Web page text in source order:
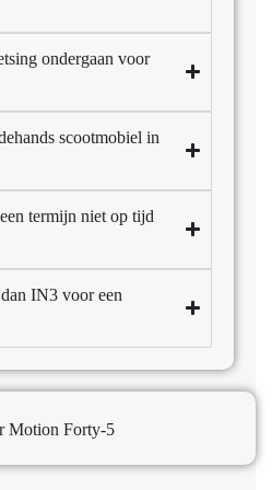
ondergaan voor
scootmobiel in
termijn niet op tijd
IN3 voor een